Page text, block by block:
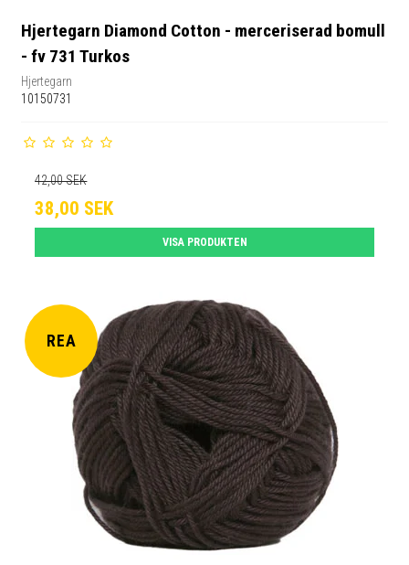
Hjertegarn Diamond Cotton - merceriserad bomull
- fv 731 Turkos
Hjertegarn
10150731
42,00 SEK
38,00 SEK
VISA PRODUKTEN
REA